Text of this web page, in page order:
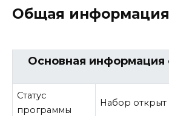
Общая информация
Основная информация
Статус
программы
Набор открыт